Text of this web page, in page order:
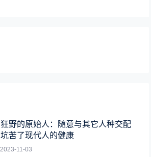
狂野的原始人：随意与其它人种交配
坑苦了现代人的健康
2023-11-03